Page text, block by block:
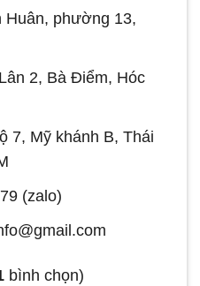
Huân, phường 13,
2, Bà Điểm, Hóc
7, Mỹ khánh B, Thái
(zalo)
bình chọn)